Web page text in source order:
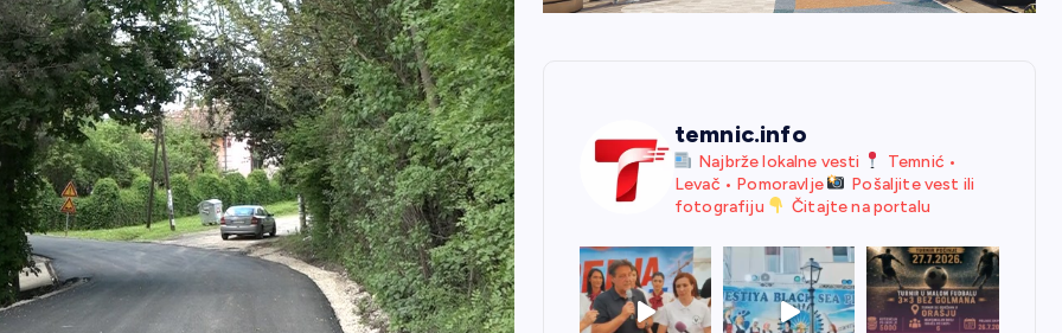
temnic.info
Najbrže lokalne vesti
Temnić •
Levač • Pomoravlje
Pošaljite vest ili
fotografiju
Čitajte na portalu